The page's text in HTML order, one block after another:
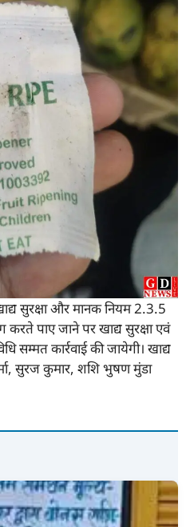
सुरक्षा और मानक नियम 2.3.5
करते पाए जाने पर खाद्य सुरक्षा एवं
कार्रवाई की जायेगी। खाद्य
सुरज कुमार, शशि भुषण मुंडा